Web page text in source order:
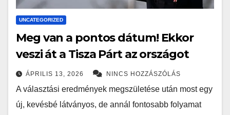
UNCATEGORIZED
Meg van a pontos dátum! Ekkor
veszi át a Tisza Párt az országot
ÁPRILIS 13, 2026 NINCS HOZZÁSZÓLÁS
A választási eredmények megszületése után most egy
új, kevésbé látványos, de annál fontosabb folyamat